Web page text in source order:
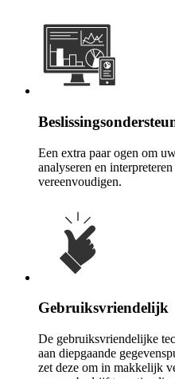
Een extra paar ogen om
analyseren en
vereenvoudigen.
Gebruiksvriendelijk
De gebruiksvriendelijke
aan diepgaande
zet deze om in makkelijk